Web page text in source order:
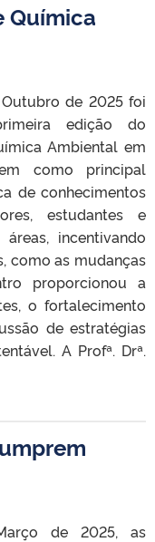
Química
de 2025 foi
edição do
Ambiental em
como principal
de conhecimentos
estudantes e
incentivando
como as mudanças
proporcionou a
o fortalecimento
de estratégias
A Profª. Drª.
de 2025, as